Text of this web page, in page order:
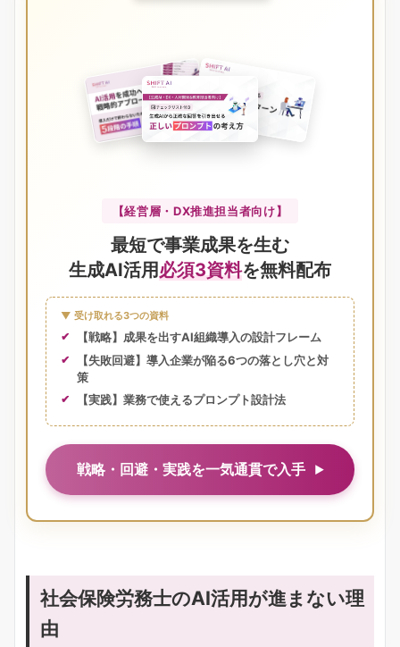
【経営層・DX推進担当者向け】
最短で事業成果を生む
生成AI活用必須3資料を無料配布
▼ 受け取れる3つの資料
【戦略】成果を出すAI組織導入の設計フレーム
【失敗回避】導入企業が陥る6つの落とし穴と対
策
【実践】業務で使えるプロンプト設計法
戦略・回避・実践を一気通貫で入手
社会保険労務士のAI活用が進まない理
由